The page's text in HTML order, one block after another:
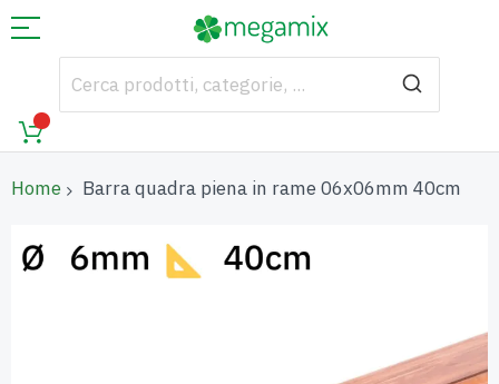
Home Barra quadra piena in rame 06x06mm 40cm
alla
fine